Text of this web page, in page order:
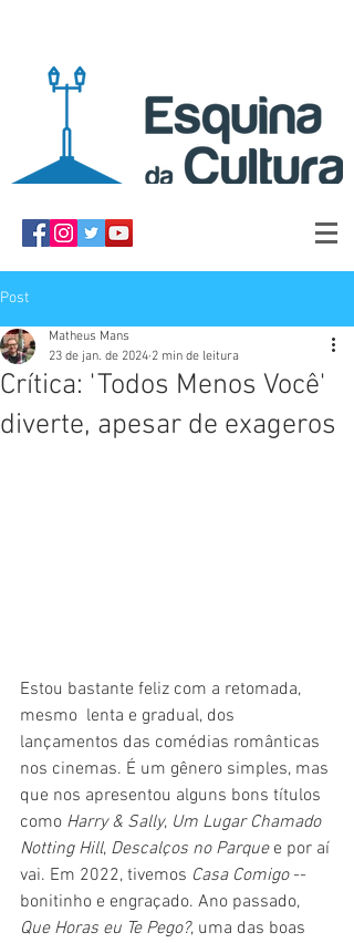
Post
Crítica: 'Todos Menos Você'
diverte, apesar de exageros
Matheus Mans
23 de jan. de 2024 2 min de leitura
Estou bastante feliz com a retomada,
mesmo  lenta e gradual, dos
lançamentos das comédias românticas
nos cinemas. É um gênero simples, mas
que nos apresentou alguns bons títulos
como Harry & Sally, Um Lugar Chamado
Notting Hill, Descalços no Parque e por aí
vai. Em 2022, tivemos Casa Comigo --
bonitinho e engraçado. Ano passado,
Que Horas eu Te Pego?, uma das boas